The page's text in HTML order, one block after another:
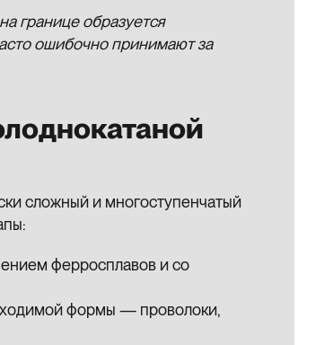
границе образуется
ошибочно принимают за
сложный и многоступенчатый
ферросплавов и со
формы — проволоки,